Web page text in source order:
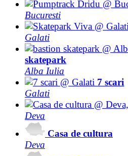
Bucuresti
Galati
skatepark
Alba Iulia
7 scari
Galati
Deva
Casa de cultura
Deva